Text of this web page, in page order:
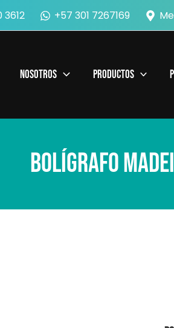
+57 301 7267169
Nosotros Productos
Bolígrafo